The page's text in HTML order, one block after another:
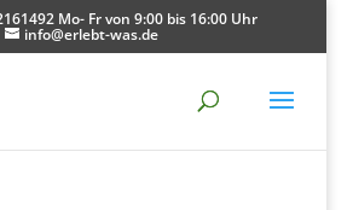
Mo- Fr von 9:00 bis 16:00 Uhr
info@erlebt-was.de